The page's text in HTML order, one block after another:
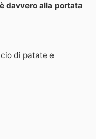
davvero alla portata
di patate e